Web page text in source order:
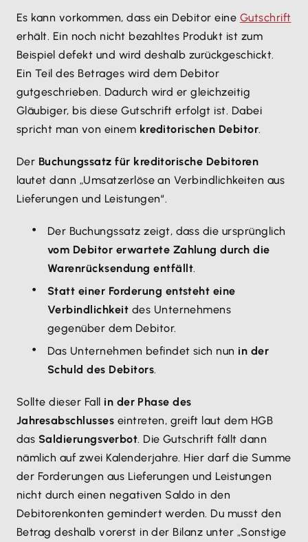
Es kann vorkommen, dass ein Debitor eine Gutschrift
erhält. Ein noch nicht bezahltes Produkt ist zum
Beispiel defekt und wird deshalb zurückgeschickt.
Ein Teil des Betrages wird dem Debitor
gutgeschrieben. Dadurch wird er gleichzeitig
Gläubiger, bis diese Gutschrift erfolgt ist. Dabei
spricht man von einem kreditorischen Debitor.
Der Buchungssatz für kreditorische Debitoren
lautet dann „Umsatzerlöse an Verbindlichkeiten aus
Lieferungen und Leistungen“.
Der Buchungssatz zeigt, dass die ursprünglich
vom Debitor erwartete Zahlung durch die
Warenrücksendung entfällt.
Statt einer Forderung entsteht eine
Verbindlichkeit des Unternehmens
gegenüber dem Debitor.
Das Unternehmen befindet sich nun in der
Schuld des Debitors.
Sollte dieser Fall in der Phase des
Jahresabschlusses eintreten, greift laut dem HGB
das Saldierungsverbot. Die Gutschrift fällt dann
nämlich auf zwei Kalenderjahre. Hier darf die Summe
der Forderungen aus Lieferungen und Leistungen
nicht durch einen negativen Saldo in den
Debitorenkonten gemindert werden. Du musst den
Betrag deshalb vorerst in der Bilanz unter „Sonstige